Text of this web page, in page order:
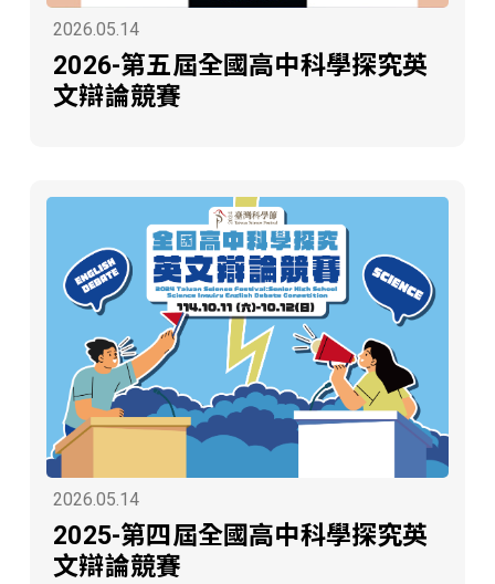
2026.05.14
2026-第五屆全國高中科學探究英
文辯論競賽
2026.05.14
2025-第四屆全國高中科學探究英
文辯論競賽